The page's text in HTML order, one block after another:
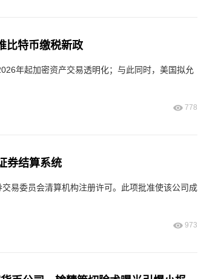
比特币缴税新政
年起加密资产交易透明化；与此同时，美国拟允
778
券结算系统
易委员会清算机构注册许可。此项批准使该公司成
973